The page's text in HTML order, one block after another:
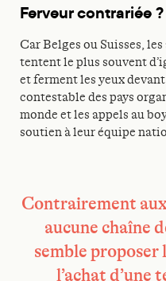
Ferveur contrariée ?
Car Belges ou Suisses,
tentent le plus souvent
et ferment les yeux
contestable des pays
monde et les appels au
soutien à leur équipe
Contrairement
aucune chaîne
semble proposer
l’achat d’une